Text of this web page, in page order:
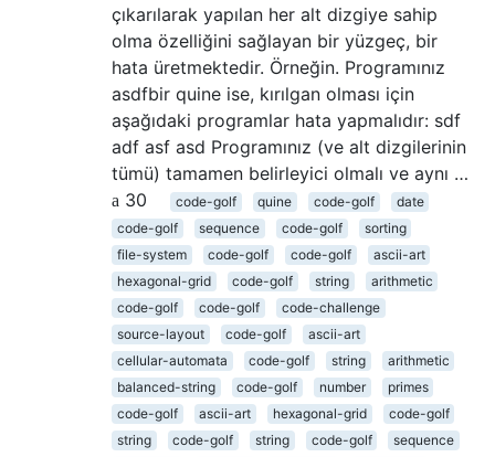
çıkarılarak yapılan her alt dizgiye sahip
olma özelliğini sağlayan bir yüzgeç, bir
hata üretmektedir. Örneğin. Programınız
asdfbir quine ise, kırılgan olması için
aşağıdaki programlar hata yapmalıdır: sdf
adf asf asd Programınız (ve alt dizgilerinin
tümü) tamamen belirleyici olmalı ve aynı …
30
code-golf quine code-golf
date
code-golf
sequence code-golf
sorting
file-system
code-golf code-golf
ascii-art
hexagonal-grid
code-golf string
arithmetic
code-golf
code-golf
code-challenge
source-layout
code-golf
ascii-art
cellular-automata
code-golf string
arithmetic
balanced-string
code-golf number
primes
code-golf
ascii-art hexagonal-grid
code-golf
string
code-golf string code-golf
sequence